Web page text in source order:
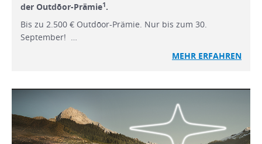
der Outdōor-Prämie1.
Bis zu 2.500 € Outdōor-Prämie. Nur bis zum 30.
September! …
MEHR ERFAHREN